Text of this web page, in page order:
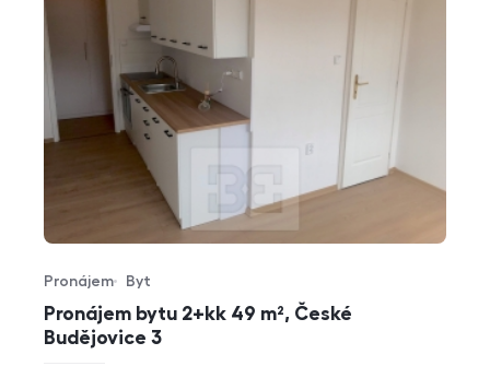
Pronájem bytu 2+kk 49 m², České
Budějovice 3
Typ nabídky
Pronájem
Typ nemovitosti
Byt